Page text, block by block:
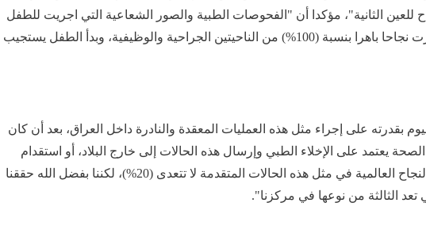
للعين الثانية"، مؤكدا أن "الفحوصات الطبية والصور الشعاعية التي اجريت للطفل
بعد أسبوعين من العملية أظهرت نجاحا باهرا بنسبة (100%) من الناحيتين الجراحية والوظيفية، وبدأ الطفل يستجيب
بقدرته على إجراء مثل هذه العمليات المعقدة والنادرة داخل العراق، بعد أن كان
يعتمد على الإخلاء الطبي وإرسال هذه الحالات إلى خارج البلاد، أو استقدام
فرق أجنبية"، مبينا أن "نسب النجاح العالمية في مثل هذه الحالات المتقدمة لا تتعدى (20%)، لكننا بفضل الله حققنا
تعد الثالثة من نوعها في مركزنا".